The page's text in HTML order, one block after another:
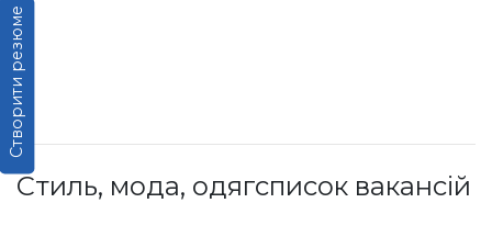
Створити резюме
Стиль, мода, одягсписок вакансій